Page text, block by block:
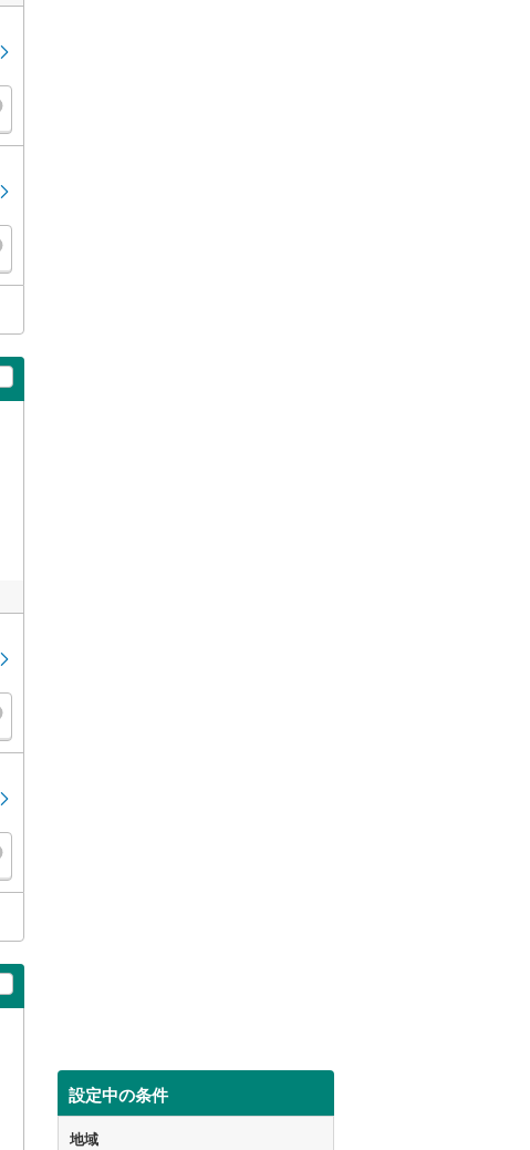
設定中の条件
地域